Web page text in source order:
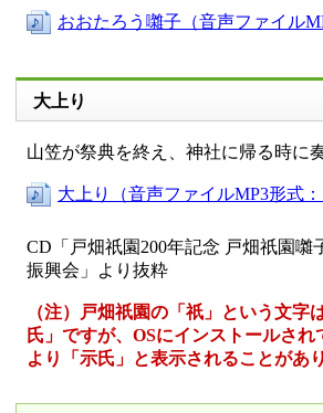
おおたろう囃子（音声ファイル
大上り
山笠が祭典を終え、神社に帰る時に
大上り（音声ファイルMP3形式：
CD「戸畑祇󠄀園200年記念 戸畑祇󠄀園囃
振興会」より抜粋
（注）戸畑祇󠄀園の「祇󠄀」という文字
氏」ですが、OSにインストールされ
より「示氏」と表示されることがあ